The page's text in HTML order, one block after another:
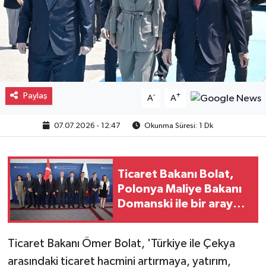
Paylaş A- A+
07.07.2026 - 12:47 Okunma Süresi: 1 Dk
Ticaret Bakanı Bolat,
Polonya Maliye Bakanı
Domanski ile bir araya
Ticaret Bakanı Ömer Bolat, 'Türkiye ile Çekya
arasındaki ticaret hacmini artırmaya, yatırım,